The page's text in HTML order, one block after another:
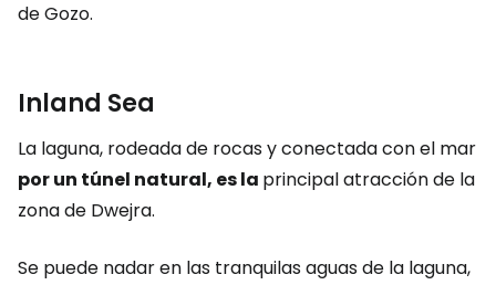
de Gozo.
Inland Sea
La laguna, rodeada de rocas y conectada con el mar
por un túnel natural, es la principal atracción de la
zona de Dwejra.
Se puede nadar en las tranquilas aguas de la laguna,